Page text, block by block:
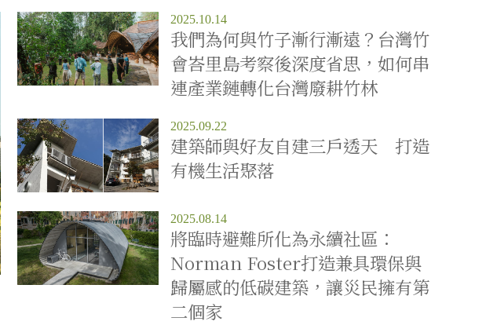
2025.10.14
我們為何與竹子漸行漸遠？台灣竹
會峇里島考察後深度省思，如何串
連產業鏈轉化台灣廢耕竹林
2025.09.22
建築師與好友自建三戶透天 打造
有機生活聚落
2025.08.14
將臨時避難所化為永續社區：
Norman Foster打造兼具環保與
歸屬感的低碳建築，讓災民擁有第
二個家